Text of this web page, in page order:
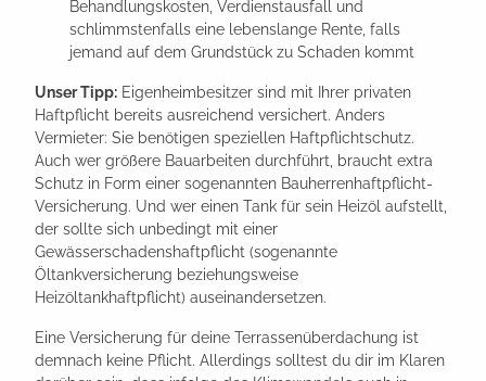
Behandlungskosten, Verdienstausfall und
schlimmstenfalls eine lebenslange Rente, falls
jemand auf dem Grundstück zu Schaden kommt
Unser Tipp: Eigenheimbesitzer sind mit Ihrer privaten
Haftpflicht bereits ausreichend versichert. Anders
Vermieter: Sie benötigen speziellen Haftpflichtschutz.
Auch wer größere Bauarbeiten durchführt, braucht extra
Schutz in Form einer sogenannten Bauherrenhaftpflicht-
Versicherung. Und wer einen Tank für sein Heizöl aufstellt,
der sollte sich unbedingt mit einer
Gewässerschadenshaftpflicht (sogenannte
Öltankversicherung beziehungsweise
Heizöltankhaftpflicht) auseinandersetzen.
Eine Versicherung für deine Terrassenüberdachung ist
demnach keine Pflicht. Allerdings solltest du dir im Klaren